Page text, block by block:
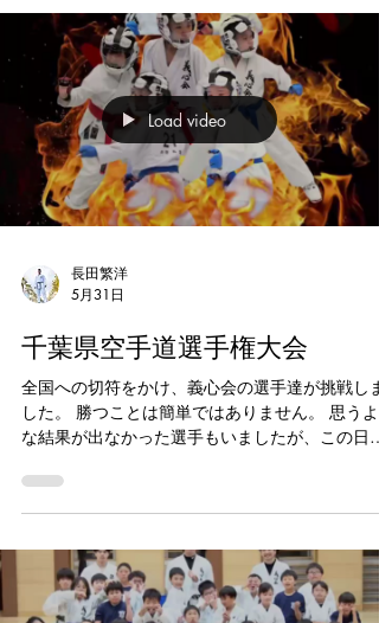
した。 この経験は、子供達にとって大きな自信と
なり、素晴らしい思い出になったことと思いま
す。 ご観覧いただいた皆様、運営関係者の皆様、
貴重な機会をいただきありがとうございました。
これからも空手を通じて、礼儀や努力することの
大切さを伝えながら、子供達と共に成長してまい
ります。 #義心会 #浦安空手 #浦安百縁商店街 #
手キッズ #習い事浦安
Load video
長田繁洋
5月31日
千葉県空手道選手権大会
全国への切符をかけ、義心会の選手達が挑戦しま
した。 勝つことは簡単ではありません。 思うよ
な結果が出なかった選手もいましたが、この日の
ません。 悔し涙を流した選手。 あと一歩届かな
った選手。 見事に結果を掴み取った選手。 それ
向き合い、全力で戦いました。 そして何より、仲
間の試合を全力で応援し、支え合う姿は義心会の
誇りです。 子供達を支えてくださった保護者の皆